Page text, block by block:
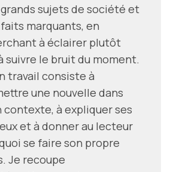
sujets de société et
marquants, en
à éclairer plutôt
suivre le bruit du moment.
travail consiste à
une nouvelle dans
contexte, à expliquer ses
et à donner au lecteur
se faire son propre
Je recoupe